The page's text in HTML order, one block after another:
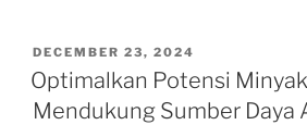
POSTED
ON
DECEMBER 23, 2024
Optimalkan Potensi
Mendukung Sumber Daya